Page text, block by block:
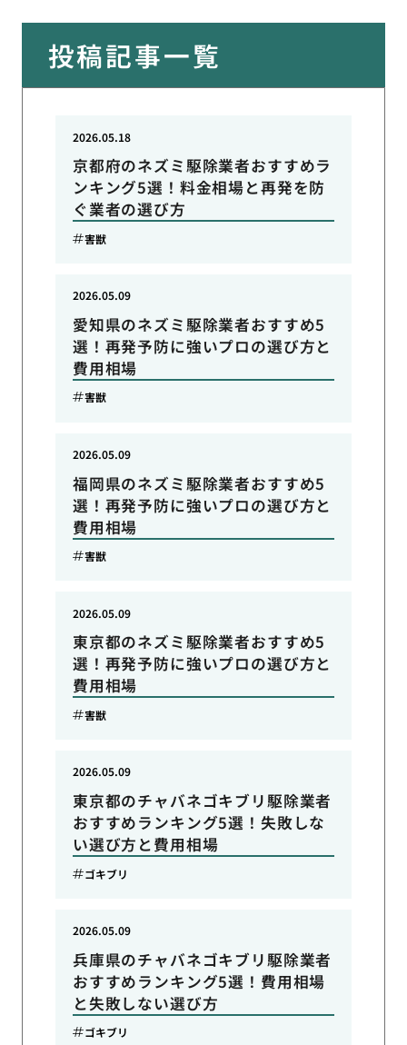
投稿記事一覧
京都府のネズミ駆除業者おすすめラ
ンキング5選！料金相場と再発を防
ぐ業者の選び方
2026.05.18
害獣
愛知県のネズミ駆除業者おすすめ5
選！再発予防に強いプロの選び方と
費用相場
2026.05.09
害獣
福岡県のネズミ駆除業者おすすめ5
選！再発予防に強いプロの選び方と
費用相場
2026.05.09
害獣
東京都のネズミ駆除業者おすすめ5
選！再発予防に強いプロの選び方と
費用相場
2026.05.09
害獣
東京都のチャバネゴキブリ駆除業者
おすすめランキング5選！失敗しな
い選び方と費用相場
2026.05.09
ゴキブリ
兵庫県のチャバネゴキブリ駆除業者
おすすめランキング5選！費用相場
と失敗しない選び方
2026.05.09
ゴキブリ